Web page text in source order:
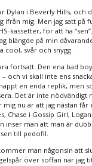
Dylan i Beverly Hills, och
ifrån mig. Men jag satt på
kassetter, för att ha
blängde på min
cool, svår och snygg.
fortsatt. Den ena bad
och vi skall inte ens
en enda replik, men
Det är inte nödvändigt
nu är att jag nästan får
Chase i Gossip Girl,
inser man att man är
till pedofil.
man någonsin att
över soffan när jag